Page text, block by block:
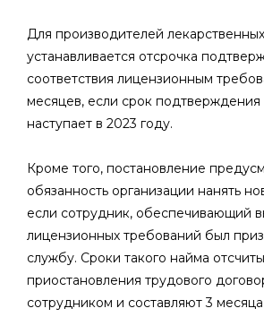
Для производителей
устанавливается отсрочка
соответствия лицензионным
месяцев, если срок подтверждения
наступает в 2023 году.
Кроме того, постановление
обязанность организации нанять
если сотрудник, обеспечивающий
лицензионных требований был
службу. Сроки такого найма
приостановления трудового
сотрудником и составляют 3